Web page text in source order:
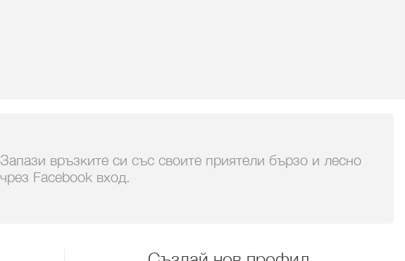
Запази връзките си със своите приятели бързо и лесно
чрез Facebook вход.